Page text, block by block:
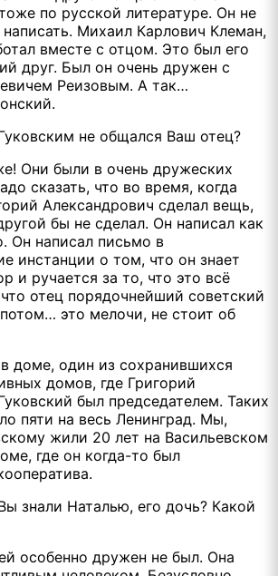
по русской литературе. Он не
Михаил Карлович Клеман,
вместе с отцом. Это был его
друг. Был он очень дружен с
Реизовым. А так…
не общался Ваш отец?
Они были в очень дружеских
сказать, что во время, когда
Александрович сделал вещь,
бы не сделал. Он написал как
Он написал письмо в
инстанции о том, что он знает
и ручается за то, что это всё
отец порядочнейший советский
это мелочи, не стоит об
доме, один из сохранившихся
домов, где Григорий
был председателем. Таких
пяти на весь Ленинград. Мы,
жили 20 лет на Васильевском
где он когда-то был
знали Наталью, его дочь? Какой
особенно дружен не был. Она